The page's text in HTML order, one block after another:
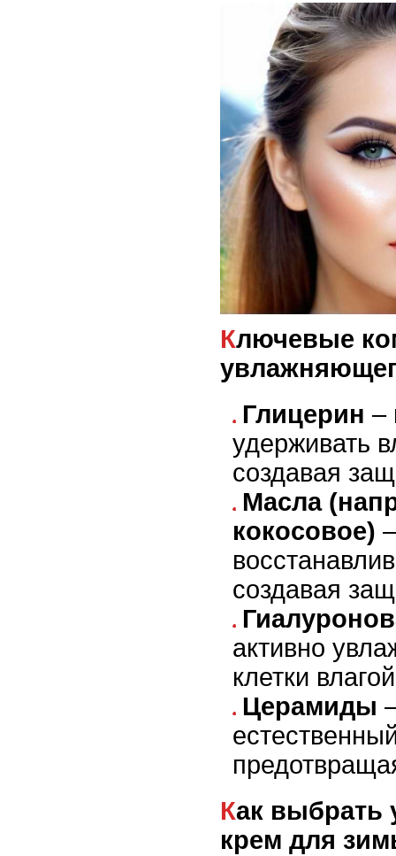
Ключевые компоненты
Глицерин –
удерживать
создавая
Масла
кокосовое)
создавая
активно
клетки
Церамиды
Как выбрать увлажняющий
крем для